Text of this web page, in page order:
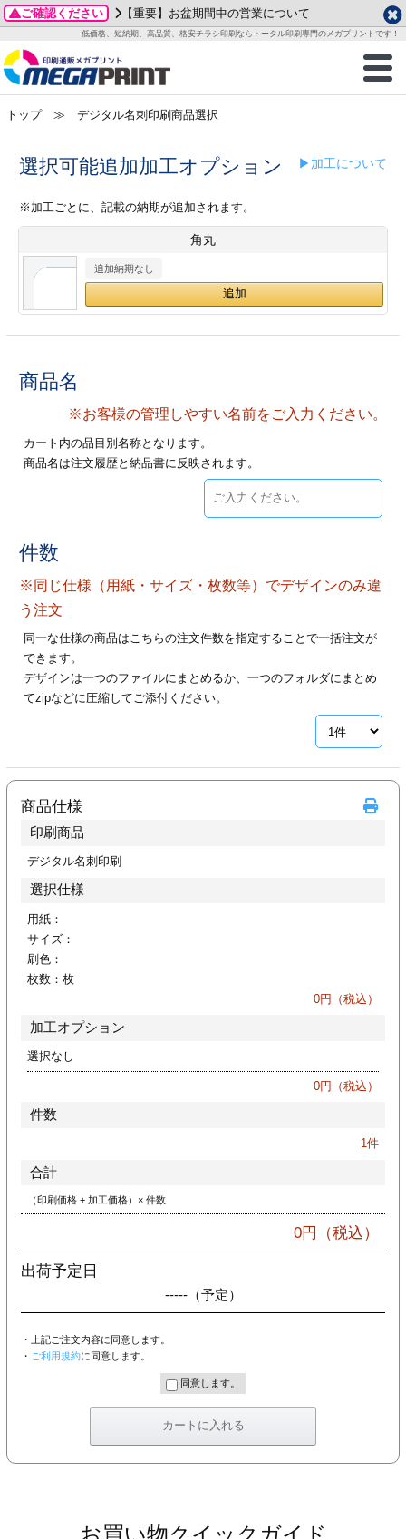
ご確認ください 【重要】お盆期間中の営業について
低価格、短納期、高品質、格安チラシ印刷ならトータル印刷専門のメガプリントです！
商品一覧
グッズ
ステッカー
物
ックカード印刷
ィ・販促グッズ
＆盛り上げ印刷
イズ
ご利用ガイド
お客様へ
いて
ついて
方法
刷
カード印刷
ード印刷
ックカード名刺
型マル型印刷
ー印刷
刷
印刷
フォルダー
ファイル印刷
印刷
印刷
リーブ印刷
印刷
データ作成ガイド
成前に
ガイド
イド
加工指示ガイド
テンプレート
ード印刷
名刺印刷
名刺印刷
ックカード
印刷
印刷
刷
名刺印刷
印刷
ムカード印刷
カード印刷
フォルダー
ファイル印刷
ァイル印刷
リーブ
一覧
わせ
質問FAQ
り
2026年 8月
月
火 水 木 金
土
1
10
11 12 13
15
24
25 26 27 28
29
2026年 9月
水 木 金
土
14
15
21
22
30
・・休業日
トップ≫ デジタル名刺印刷商品選択
選択可能追加加工オプション ▶加工について
※加工ごとに、記載の納期が追加されます。
角丸
追加納期なし
商品名
※お客様の管理しやすい名前をご入力ください。
カート内の品目別名称となります。
商品名は注文履歴と納品書に反映されます。
件数
※同じ仕様（用紙・サイズ・枚数等）でデザインのみ違
う注文
同一な仕様の商品はこちらの注文件数を指定することで一括注文が
できます。
デザインは一つのファイルにまとめるか、一つのフォルダにまとめ
てzipなどに圧縮してご添付ください。
商品仕様
印刷商品
デジタル名刺印刷
選択仕様
用紙：
サイズ：
刷色：
枚数： 枚
0円（税込）
加工オプション
選択なし
0円（税込）
件数
1件
合計
（印刷価格 + 加工価格）× 件数
0円（税込）
出荷予定日
-----（予定）
・上記ご注文内容に同意します。
・ ご利用規約に同意します。
同意します。
お買い物クイックガイド